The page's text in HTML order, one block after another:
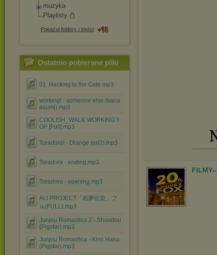
muzyka
Playlisty
Pokazuj foldery i treści
Ostatnio pobierane pliki
01. Hacking to the Gate.mp3
working! - someone else (kana
asumi).mp3
COOLISH_WALK WORKING’!!
OP [Full].mp3
Toradora! - Orange (ed2).mp3
Toradora - ending.mp3
Toradora - opening.mp3
ALI PROJECT「凶夢伝染」フ
ル(FULL).mp3
Junjou Romantica 2 - Shoudou
(Pigstar).mp3
Junjou Romantica - Kimi Hana
(Pigstar).mp3